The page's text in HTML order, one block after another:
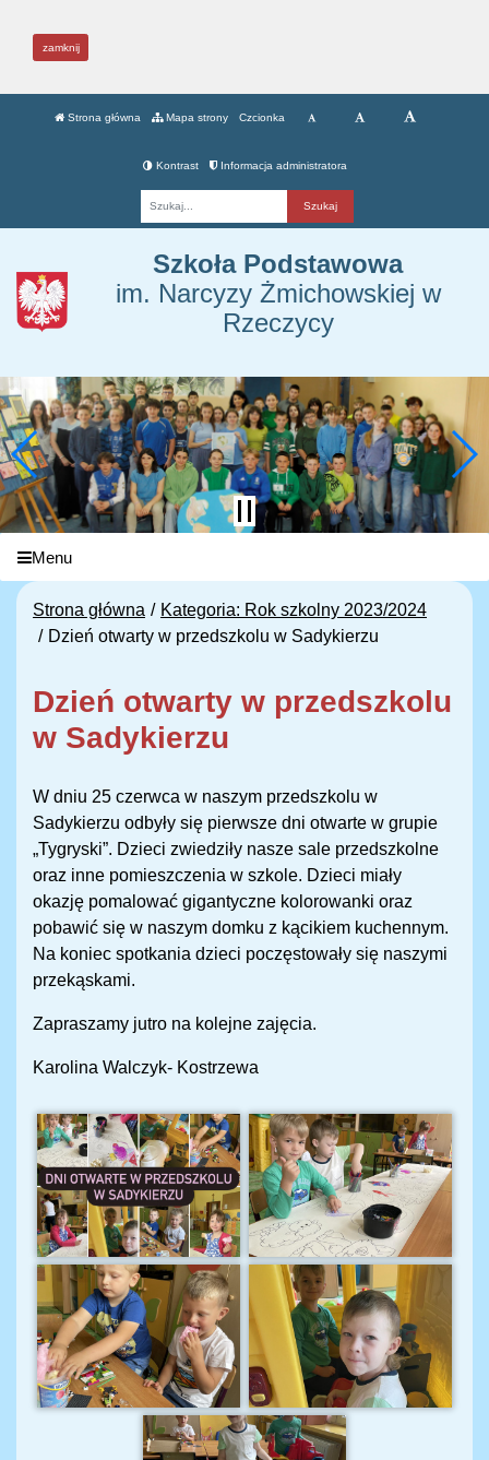
zamknij
Strona główna Mapa strony Czcionka
Kontrast Informacja administratora
Szkoła Podstawowa
im. Narcyzy Żmichowskiej w
Rzeczycy
Menu
Strona główna
Kategoria: Rok szkolny 2023/2024
Dzień otwarty w przedszkolu w Sadykierzu
Dzień otwarty w przedszkolu
w Sadykierzu
W dniu 25 czerwca w naszym przedszkolu w
Sadykierzu odbyły się pierwsze dni otwarte w grupie
„Tygryski”. Dzieci zwiedziły nasze sale przedszkolne
oraz inne pomieszczenia w szkole. Dzieci miały
okazję pomalować gigantyczne kolorowanki oraz
pobawić się w naszym domku z kącikiem kuchennym.
Na koniec spotkania dzieci poczęstowały się naszymi
przekąskami.
Zapraszamy jutro na kolejne zajęcia.
Karolina Walczyk- Kostrzewa